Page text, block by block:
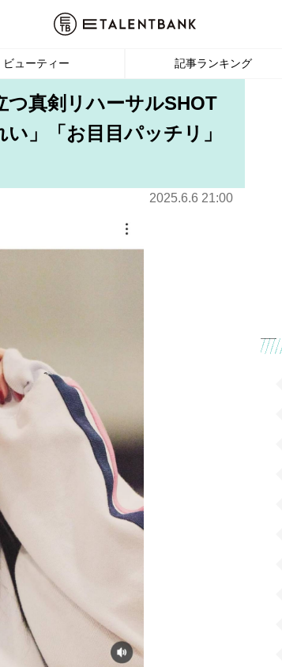
ビューティー 記事ランキング
つ真剣リハーサルSHOT
」「お目目パッチリ」
2025.6.6 21:00